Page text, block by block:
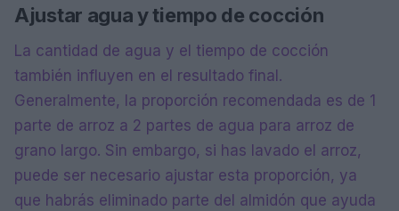
Ajustar agua y tiempo de cocción
La cantidad de agua y el tiempo de cocción
también influyen en el resultado final.
Generalmente, la proporción recomendada es de 1
parte de arroz a 2 partes de agua para arroz de
grano largo. Sin embargo, si has lavado el arroz,
puede ser necesario ajustar esta proporción, ya
que habrás eliminado parte del almidón que ayuda